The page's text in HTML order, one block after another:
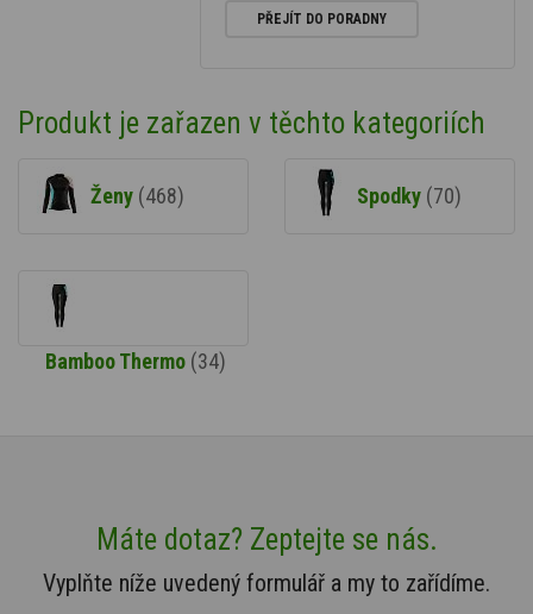
PŘEJÍT DO PORADNY
Produkt je zařazen v těchto kategoriích
Ženy (468) Spodky (70)
Bamboo Thermo (34)
Máte dotaz? Zeptejte se nás.
Vyplňte níže uvedený formulář a my to zařídíme.